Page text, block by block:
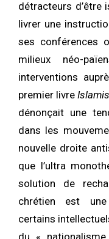
détracteurs d’être
livrer une
ses conférences
milieux néo-
interventions
premier livre
dénonçait une
dans les
nouvelle droite
que l’ultra
solution de
chrétien est
certains